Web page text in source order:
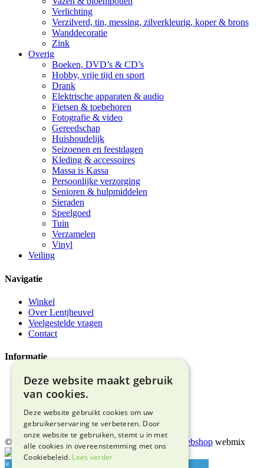
Verlichting
Verzilverd, tin, messing, zilverkleurig, koper & brons
Wanddecoratie
Zink
Overig
Boeken, DVD’s & CD’s
Hobby, vrije tijd en sport
Drank
Elektrische apparaten & audio
Fietsen & toebehoren
Fotografie & video
Gereedschap
Huishoudelijk
Seizoenen en feestdagen
Kleding & accessoires
Massa is Kassa
Persoonlijke verzorging
Senioren & hulpmiddelen
Sieraden
Speelgoed
Tuin
Verzamelen
Vinyl
Veiling
Navigatie
Winkel
Over Lentjheuvel
Veelgestelde vragen
Contact
Informatie
Algemene voorwaarden
Privacyverklaring
Bezorgen & afhalen
Retourneren & garantie
Adres & route
© 2026 Snuffelmarkt Lentjheuvel |
Maatwerk webshop webmix
×
Deze website maakt gebruik
van cookies.
Deze website gebruikt cookies om uw
gebruikerservaring te verbeteren. Door
onze website te gebruiken, stemt u in met
alle cookies in overeenstemming met ons
Cookiebeleid. Lees verder